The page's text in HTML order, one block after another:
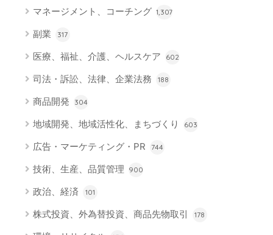
マネージメント、コーチング 1,307
副業 317
医療、福祉、介護、ヘルスケア 602
司法・訴訟、法律、企業法務 188
商品開発 304
地域開発、地域活性化、まちづくり 603
広告・マーケティング・PR 744
技術、生産、品質管理 900
政治、経済 101
株式投資、外為替投資、商品先物取引 178